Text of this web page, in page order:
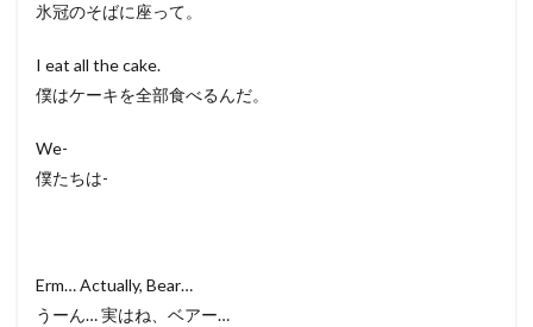
氷冠のそばに座って。
I eat all the cake.
僕はケーキを全部食べるんだ。
We-
僕たちは-
Erm… Actually, Bear…
うーん… 実はね、ベアー…